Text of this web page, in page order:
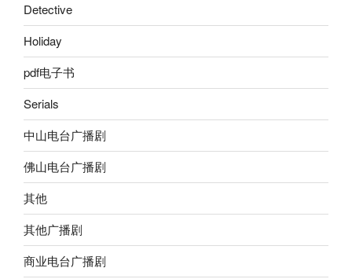
Detective
Holiday
pdf电子书
Serials
中山电台广播剧
佛山电台广播剧
其他
其他广播剧
商业电台广播剧